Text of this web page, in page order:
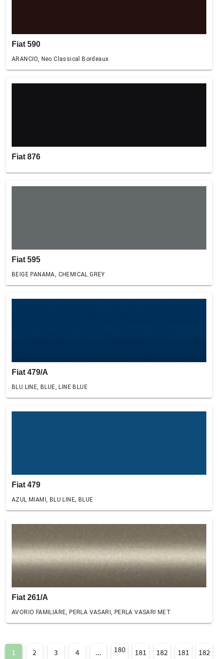
Fiat 590
ARANCIO, Neo Classical Bordeaux
Fiat 876
Fiat 595
BEIGE PANAMA, CHEMICAL GREY
Fiat 479/A
BLU LINE, BLUE, LINE BLUE
Fiat 479
AZUL MIAMI, BLU LINE, BLUE
Fiat 261/A
AVORIO FAMILIARE, PERLA VASARI, PERLA VASARI MET
1 2 3 4 ... 180 181 182 181 182